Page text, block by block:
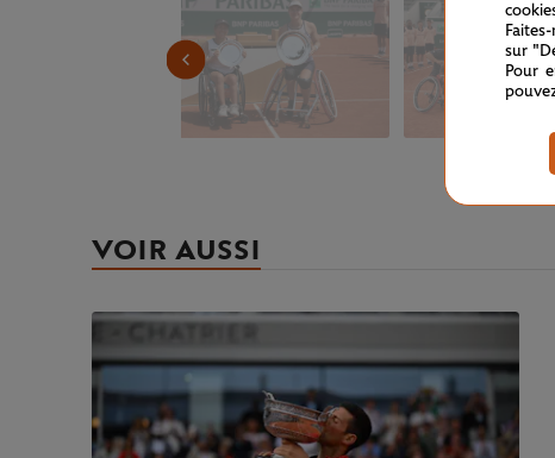
VOIR AUSSI
sur
Pour